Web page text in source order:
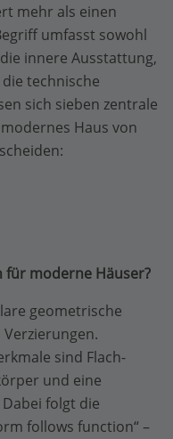
mehr als einen
umfasst sowohl
innere Ausstattung,
technische
sich sieben zentrale
Haus von
für moderne Häuser?
geometrische
sind Flach-
und eine
folgt die
follows function“ –